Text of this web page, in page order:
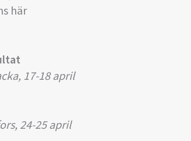
här
17-18 april
24-25 april